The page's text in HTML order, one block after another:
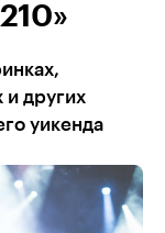
и других
уикенда